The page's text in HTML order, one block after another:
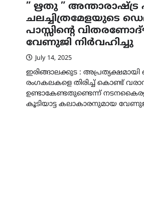
” ഋതു ” അന്താരാഷ്ട്ര
ചലച്ചിത്രമേളയുടെ
പാസ്സിൻ്റെ
വേണുജി നിർവഹിച്ചു
July 14, 2025
ഇരിങ്ങാലക്കുട : അപ്രത്യക്ഷമായി
രംഗകലകളെ തിരിച്ച് കൊണ്ട്
ഉണ്ടാകേണ്ടതുണ്ടെന്ന്
കൂടിയാട്ട കലാകാരനുമായ